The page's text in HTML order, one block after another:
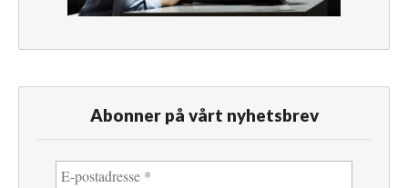
Abonner på vårt nyhetsbrev